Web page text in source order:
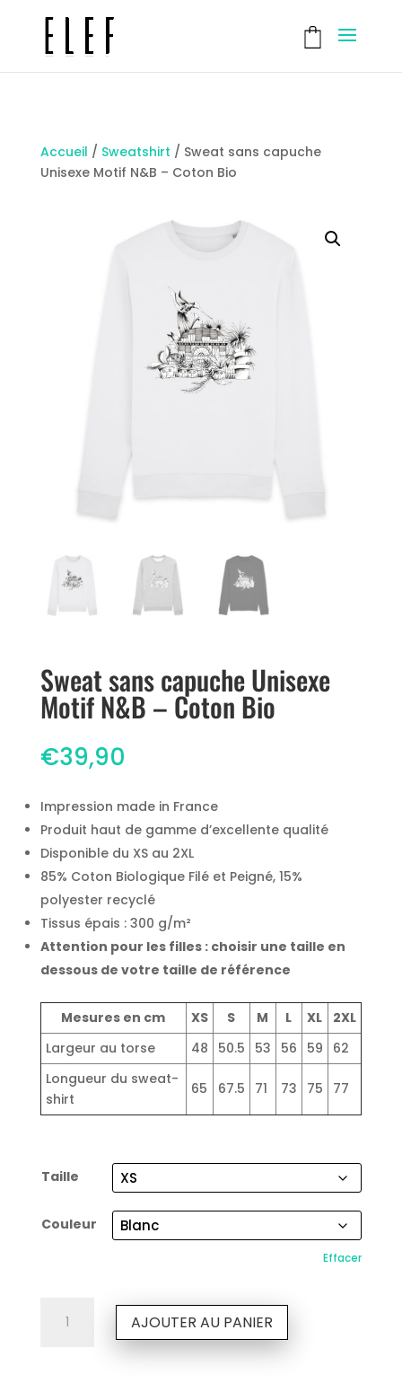
Accueil / Sweatshirt / Sweat sans capuche
Unisexe Motif N&B – Coton Bio
Sweat sans capuche Unisexe
Motif N&B – Coton Bio
€39,90
Impression made in France
Produit haut de gamme d’excellente qualité
Disponible du XS au 2XL
85% Coton Biologique Filé et Peigné, 15%
polyester recyclé
Tissus épais : 300 g/m²
Attention pour les filles : choisir une taille en
dessous de votre taille de référence
Mesures en cm XS S M L XL
2XL
Largeur au torse
48 50.5 53 56 59
62
Longueur du sweat-
shirt
65 67.5 71 73 75 77
Taille
Couleur
Effacer
AJOUTER AU PANIER